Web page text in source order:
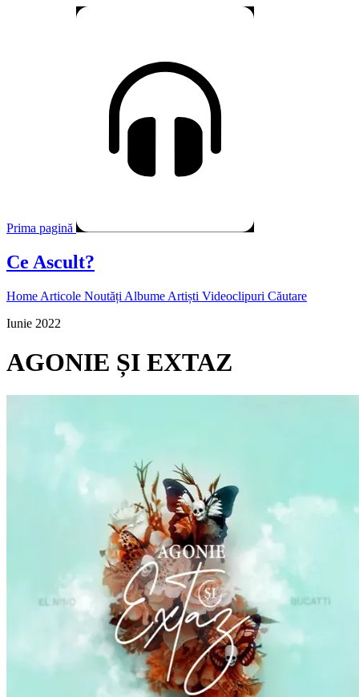
Prima pagină
Ce Ascult?
Home Articole Noutăți Albume Artiști Videoclipuri Căutare
Iunie 2022
AGONIE ȘI EXTAZ
Pagina externă
Pagina externă
Pagina externă